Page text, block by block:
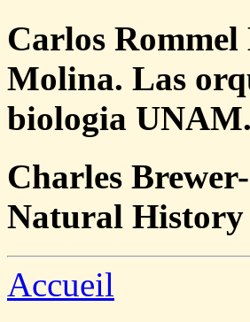
Carlos
Molina. Las
biologia
Charles
Natural History
Accueil